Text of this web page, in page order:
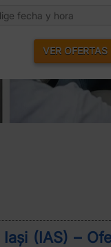
VER OFERTAS
(IAS) –